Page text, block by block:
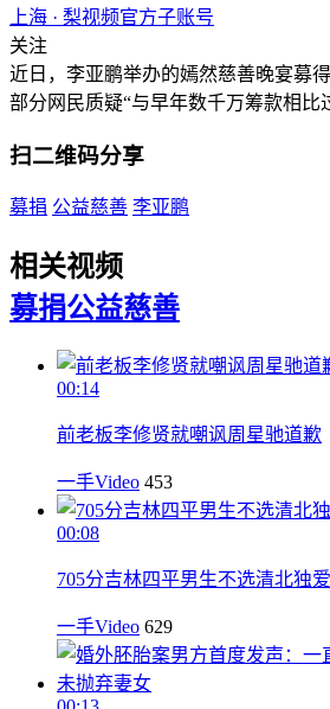
上海 · 梨视频官方子账号
关注
近日，李亚鹏举办的嫣然慈善晚宴募
部分网民质疑“与早年数千万筹款相比
扫二维码分享
募捐 公益慈善 李亚鹏
相关视频
募捐公益慈善
00:14
前老板李修贤就嘲讽周星驰道歉
一手Video 453
00:08
705分吉林四平男生不选清北独
一手Video 629